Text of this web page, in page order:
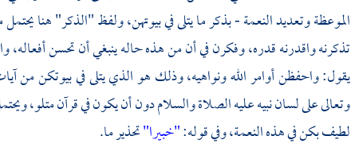
الموعظة وتعديد النعمة - بذكر ما يتلى في بيوتهن، ولفظ "الذكر" هنا
تذكرنه واقدرنه قدره، وفكرن في أن من هذه حاله ينبغي أن تحسن
يقول: واحفظن أوامر الله ونواهيه، وذلك هو الذي يتلى في بيوتكن من
وتعالى على لسان نبيه عليه الصلاة والسلام دون أن يكون في قرآن متلو،
لطيف بكن في هذه النعمة، وفي قوله:"خبيرا"تحذير ما.